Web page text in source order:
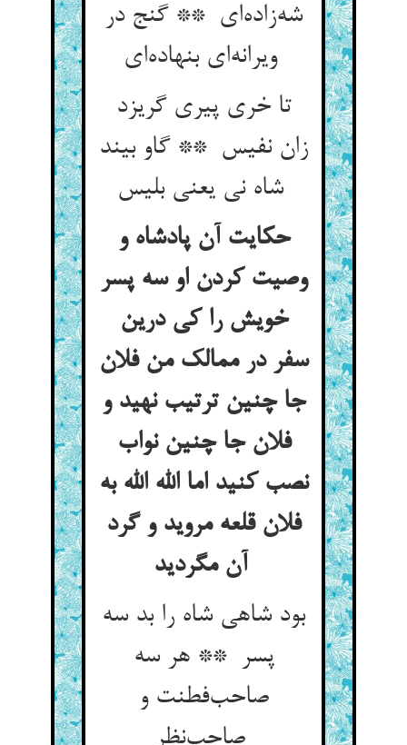
شه‌زاده‌ای ** گنج در
ویرانه‌ای بنهاده‌ای
تا خری پیری گریزد
زان نفیس ** گاو بیند
شاه نی یعنی بلیس
حکایت آن پادشاه و
وصیت کردن او سه پسر
خویش را کی درین
سفر در ممالک من فلان
جا چنین ترتیب نهید و
فلان جا چنین نواب
نصب کنید اما الله الله به
فلان قلعه مروید و گرد
آن مگردید
بود شاهی شاه را بد سه
پسر ** هر سه
صاحب‌فطنت و